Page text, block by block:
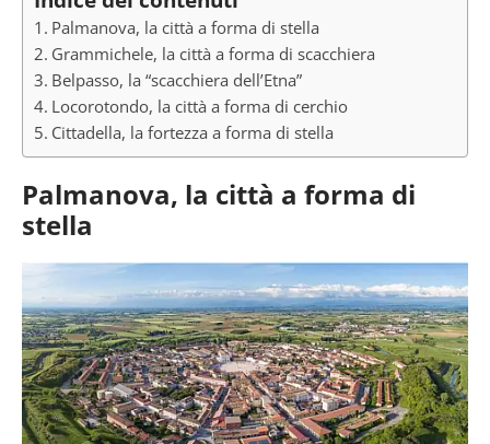
Palmanova, la città a forma di stella
Grammichele, la città a forma di scacchiera
Belpasso, la “scacchiera dell’Etna”
Locorotondo, la città a forma di cerchio
Cittadella, la fortezza a forma di stella
Palmanova, la città a forma di
stella